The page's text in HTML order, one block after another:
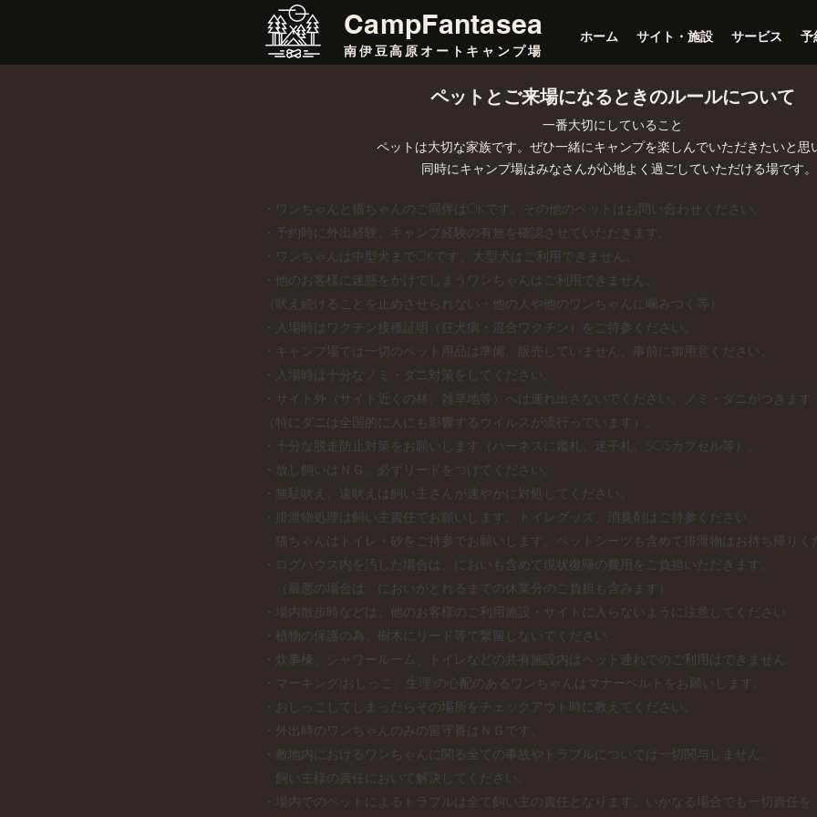
​CampFantasea ホーム サイト・施設 サービス 予
南伊豆高原オートキャンプ場
ペットとご来場になるときのルールについて
一番大切にしていること
ペットは大切な家族です。ぜひ一緒にキャンプを楽しんでいただきたいと思
同時にキャンプ場はみなさんが心地よく過ごしていただける場です。
・ワンちゃんと猫ちゃんのご同伴はOKです。その他のペットはお問い合わせください。
・予約時に外出経験、キャンプ経験の有無を確認させていただきます。
・ワンちゃんは中型犬までOKです。大型犬はご利用できません。
・他のお客様に迷惑をかけてしまうワンちゃんはご利用できません。
（吠え続けることを止めさせられない・他の人や他のワンちゃんに噛みつく等）
・入場時はワクチン接種証明（狂犬病・混合ワクチン）をご持参ください。
・キャンプ場では一切のペット用品は準備、販売していません。事前に御用意ください。
・入場時は十分なノミ・ダニ対策をしてください。
・サイト外（サイト近くの林、雑草地等）へは連れ出さないでください。ノミ・ダニがつきます
（特にダニは全国的に人にも影響するウイルスが流行っています）。
・十分な脱走防止対策をお願いします（ハーネスに鑑札、迷子札、SOSカプセル等）。
・放し飼いはＮＧ。必ずリードをつけてください。
・無駄吠え、遠吠えは飼い主さんが速やかに対処してください。
・排泄物処理は飼い主責任でお願いします。トイレグッズ、消臭剤はご持参ください。
猫ちゃんはトイレ・砂をご持参でお願いします。ペットシーツも含めて排泄物はお持ち帰りく
・ログハウス内を汚した場合は、においも含めて現状復帰の費用をご負担いただきます。
（最悪の場合は、においがとれるまでの休業分のご負担も含みます）
・場内散歩時などは、他のお客様のご利用施設・サイトに入らないように注意してください
・植物の保護の為、樹木にリード等で繋留しないでください
・炊事棟、シャワールーム、トイレなどの共有施設内はペット連れでのご利用はできません
・マーキング(おしっこ、生理)の心配のあるワンちゃんはマナーベルトをお願いします。
・おしっこしてしまったらその場所をチェックアウト時に教えてください。
・外出時のワンちゃんのみの留守番はＮＧです。
・敷地内におけるワンちゃんに関る全ての事故やトラブルについては一切関与しません。
飼い主様の責任において解決してください。
・場内でのペットによるトラブルは全て飼い主の責任となります。いかなる場合でも一切責任を